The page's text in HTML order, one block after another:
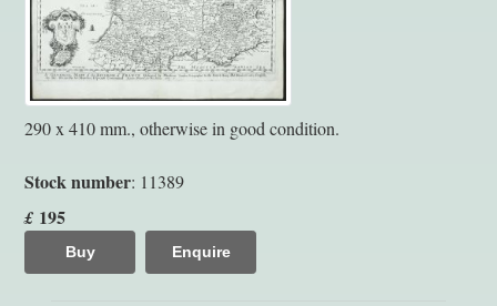
290 x 410 mm., otherwise in good condition.
Stock number: 11389
£ 195
Buy Enquire